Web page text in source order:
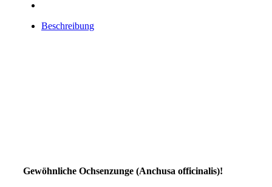
Beschreibung
Gewöhnliche Ochsenzunge (Anchusa officinalis)!